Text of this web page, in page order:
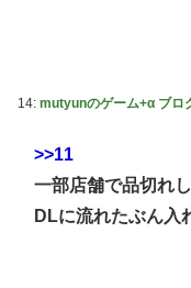
14: mutyunのゲーム+α ブロ
>>11
一部店舗で品切れ
DLに流れたぶん入